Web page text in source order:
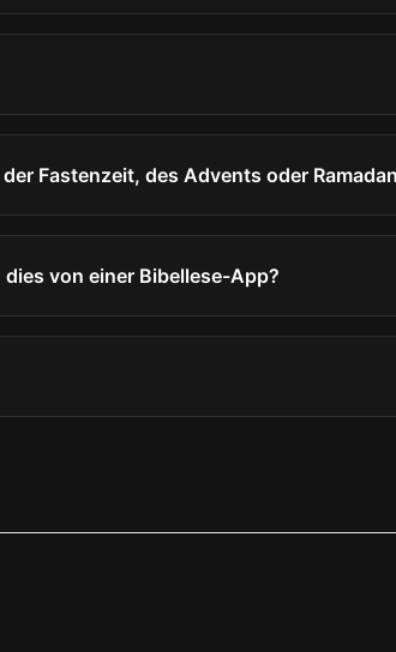
Fastenzeit, des Advents oder
von einer Bibellese-App?